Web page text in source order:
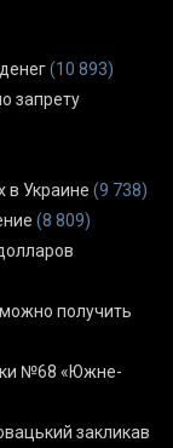
(10 893)
запрету
в Украине (9 738)
(8 809)
получить
№68 «Южне-
закликав